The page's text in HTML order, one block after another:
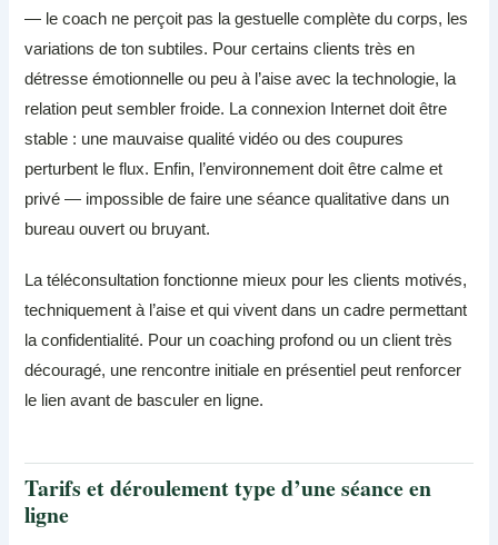
— le coach ne perçoit pas la gestuelle complète du corps, les
variations de ton subtiles. Pour certains clients très en
détresse émotionnelle ou peu à l’aise avec la technologie, la
relation peut sembler froide. La connexion Internet doit être
stable : une mauvaise qualité vidéo ou des coupures
perturbent le flux. Enfin, l’environnement doit être calme et
privé — impossible de faire une séance qualitative dans un
bureau ouvert ou bruyant.
La téléconsultation fonctionne mieux pour les clients motivés,
techniquement à l’aise et qui vivent dans un cadre permettant
la confidentialité. Pour un coaching profond ou un client très
découragé, une rencontre initiale en présentiel peut renforcer
le lien avant de basculer en ligne.
Tarifs et déroulement type d’une séance en
ligne